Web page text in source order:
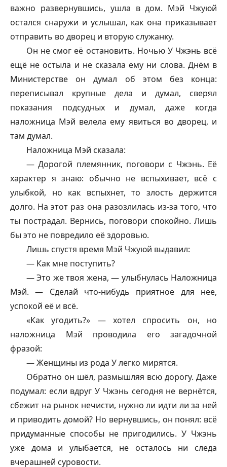
важно развернувшись, ушла в дом. Мэй Чжуюй
остался снаружи и услышал, как она приказывает
отправить во дворец и вторую служанку.
Он не смог её остановить. Ночью У Чжэнь всё
ещё не остыла и не сказала ему ни слова. Днём в
Министерстве он думал об этом без конца:
переписывал крупные дела и думал, сверял
показания подсудных и думал, даже когда
наложница Мэй велела ему явиться во дворец, и
там думал.
Наложница Мэй сказала:
— Дорогой племянник, поговори с Чжэнь. Её
характер я знаю: обычно не вспыхивает, всё с
улыбкой, но как вспыхнет, то злость держится
долго. На этот раз она разозлилась из-за того, что
ты пострадал. Вернись, поговори спокойно. Лишь
бы это не повредило её здоровью.
Лишь спустя время Мэй Чжуюй выдавил:
— Как мне поступить?
— Это же твоя жена, — улыбнулась Наложница
Мэй. — Сделай что-нибудь приятное для нее,
успокой её и всё.
«Как угодить?» — хотел спросить он, но
наложница Мэй проводила его загадочной
фразой:
— Женщины из рода У легко мирятся.
Обратно он шёл, размышляя всю дорогу. Даже
подумал: если вдруг У Чжэнь сегодня не вернётся,
сбежит на рынок нечисти, нужно ли идти ли за ней
и приводить домой? Но вернувшись, он понял: всё
придуманные способы не пригодились. У Чжэнь
уже дома и улыбается, не осталось ни следа
вчерашней суровости.